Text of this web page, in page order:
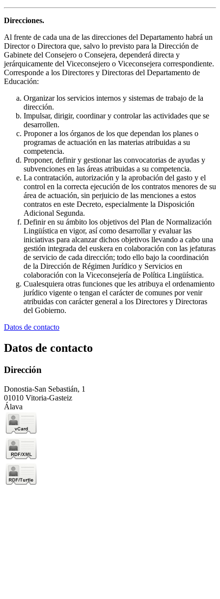
Direcciones.
Al frente de cada una de las direcciones del Departamento habrá un
Director o Directora que, salvo lo previsto para la Dirección de
Gabinete del Consejero o Consejera, dependerá directa y
jerárquicamente del Viceconsejero o Viceconsejera correspondiente.
Corresponde a los Directores y Directoras del Departamento de
Educación:
Organizar los servicios internos y sistemas de trabajo de la
dirección.
Impulsar, dirigir, coordinar y controlar las actividades que se
desarrollen.
Proponer a los órganos de los que dependan los planes o
programas de actuación en las materias atribuidas a su
competencia.
Proponer, definir y gestionar las convocatorias de ayudas y
subvenciones en las áreas atribuidas a su competencia.
La contratación, autorización y la aprobación del gasto y el
control en la correcta ejecución de los contratos menores de su
área de actuación, sin perjuicio de las menciones a estos
contratos en este Decreto, especialmente la Disposición
Adicional Segunda.
Definir en su ámbito los objetivos del Plan de Normalización
Lingüística en vigor, así como desarrollar y evaluar las
iniciativas para alcanzar dichos objetivos llevando a cabo una
gestión integrada del euskera en colaboración con las jefaturas
de servicio de cada dirección; todo ello bajo la coordinación
de la Dirección de Régimen Jurídico y Servicios en
colaboración con la Viceconsejería de Política Lingüística.
Cualesquiera otras funciones que les atribuya el ordenamiento
jurídico vigente o tengan el carácter de comunes por venir
atribuidas con carácter general a los Directores y Directoras
del Gobierno.
Datos de contacto
Datos de contacto
Dirección
Donostia-San Sebastián, 1
01010 Vitoria-Gasteiz
Álava